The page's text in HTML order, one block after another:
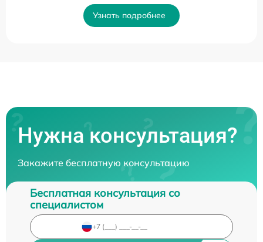
Узнать подробнее
Нужна консультация?
Закажите бесплатную консультацию
Бесплатная консультация со
специалистом